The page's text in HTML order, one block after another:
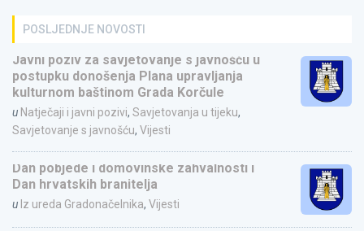
POSLJEDNJE NOVOSTI
Javni poziv za savjetovanje s javnošću u
postupku donošenja Plana upravljanja
kulturnom baštinom Grada Korčule
u Natječaji i javni pozivi, Savjetovanja u tijeku,
Savjetovanje s javnošću, Vijesti
Dan pobjede i domovinske zahvalnosti i
Dan hrvatskih branitelja
u Iz ureda Gradonačelnika, Vijesti